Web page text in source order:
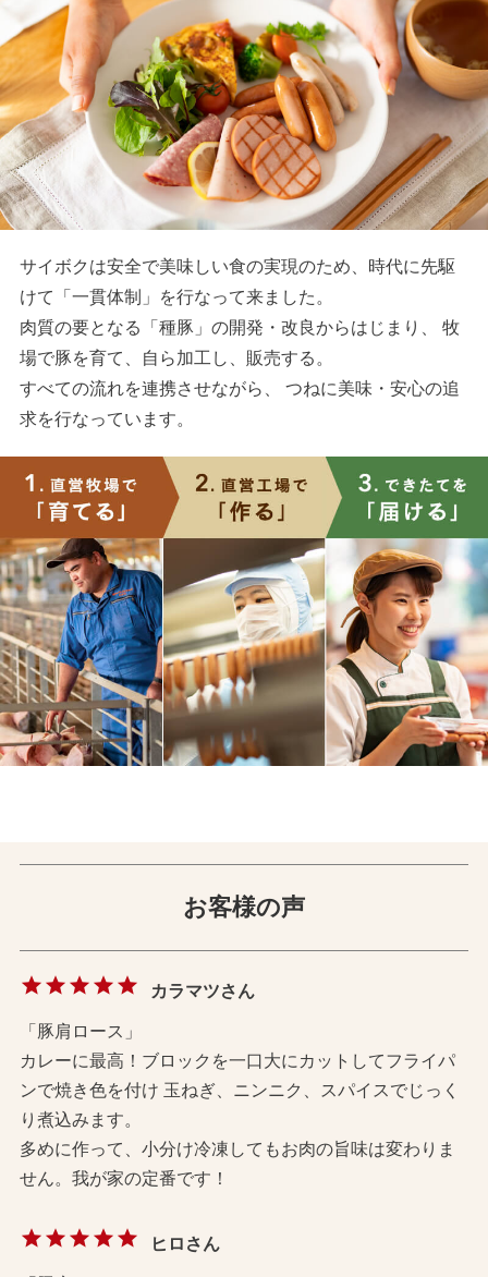
サイボクは安全で美味しい食の実現のため、時代に先駆
けて「一貫体制」を行なって来ました。
肉質の要となる「種豚」の開発・改良からはじまり、 牧
場で豚を育て、自ら加工し、販売する。
すべての流れを連携させながら、 つねに美味・安心の追
求を行なっています。
お客様の声
カラマツさん
「豚肩ロース」
カレーに最高！ブロックを一口大にカットしてフライパ
ンで焼き色を付け 玉ねぎ、ニンニク、スパイスでじっく
り煮込みます。
多めに作って、小分け冷凍してもお肉の旨味は変わりま
せん。我が家の定番です！
ヒロさん